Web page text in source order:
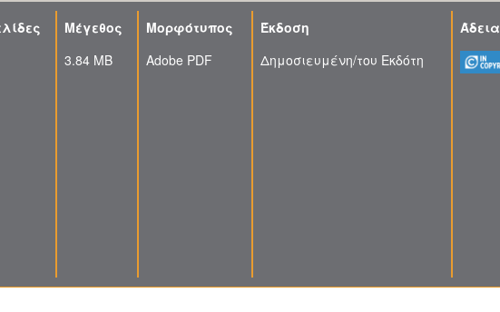
Μέγεθος Μορφότυπος Έκδοση
Άδεια
3.84 MB Adobe PDF Δημοσιευμένη/του Εκδότη